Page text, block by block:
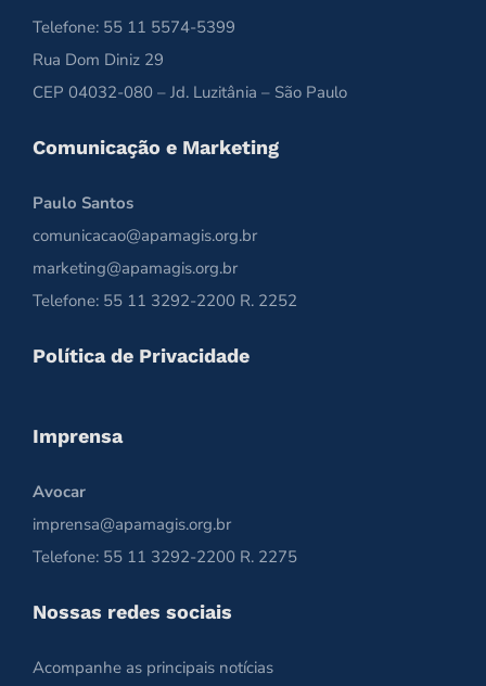
Telefone: 55 11 5574-5399
Rua Dom Diniz 29
CEP 04032-080 – Jd. Luzitânia – São Paulo
Comunicação e Marketing
Paulo Santos
comunicacao@apamagis.org.br
marketing@apamagis.org.br
Telefone: 55 11 3292-2200 R. 2252
Política de Privacidade
Imprensa
Avocar
imprensa@apamagis.org.br
Telefone: 55 11 3292-2200 R. 2275
Nossas redes sociais
Acompanhe as principais notícias